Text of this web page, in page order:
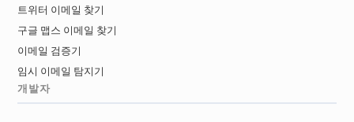
c***********@lewisham.gov.uk
q********@lewisham.gov.uk
v***********@lewisham.gov.uk
트위터 이메일 찾기
구글 맵스 이메일 찾기
이메일 검증기
임시 이메일 탐지기
개발자